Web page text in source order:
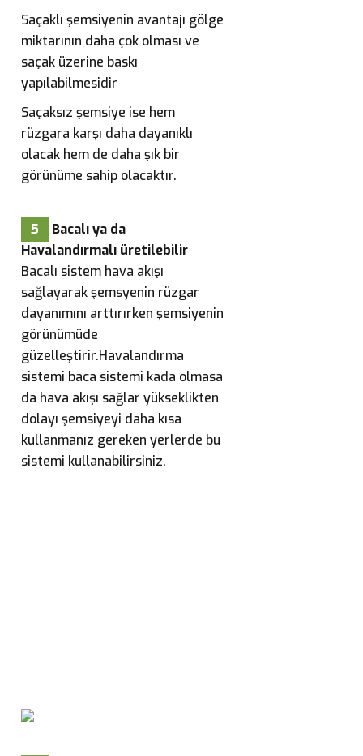
Saçaklı şemsiyenin avantajı gölge
miktarının daha çok olması ve
saçak üzerine baskı
yapılabilmesidir
Saçaksız şemsiye ise hem
rüzgara karşı daha dayanıklı
olacak hem de daha şık bir
görünüme sahip olacaktır.
5
Bacalı ya da
Havalandırmalı üretilebilir
Bacalı sistem hava akışı
sağlayarak şemsyenin rüzgar
dayanımını arttırırken şemsiyenin
görünümüde
güzelleştirir.Havalandırma
sistemi baca sistemi kada olmasa
da hava akışı sağlar yükseklikten
dolayı şemsiyeyi daha kısa
kullanmanız gereken yerlerde bu
sistemi kullanabilirsiniz.